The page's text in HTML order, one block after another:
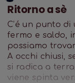
Ritorno a sè
C’é un punto
fermo e saldo,
possiamo
A occhi chiusi,
si radica a
viene spinta